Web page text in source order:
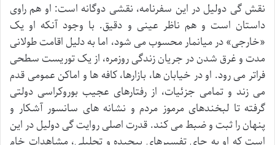
نقش گی دولیل در این سفرنامه، نقشی دوگانه است: او هم راوی
داستان است و هم ناظر عینی و دقیق. با وجود آنکه او یک
«خارجی» در میانمار محسوب می شود، اما به دلیل اقامت طولانی
مدت و غرق شدن در جریان زندگی روزمره، از یک توریست سطحی
فراتر می رود. او در خیابان ها، بازارها، کافه ها و اماکن عمومی قدم
می زند و تمامی جزئیات، از رفتارهای عجیب بوروکراسی دولتی
گرفته تا لبخندهای مرموز مردم و نشانه های سانسور آشکار و
پنهان را ثبت و ضبط می کند. قدرت اصلی روایت گی دولیل در این